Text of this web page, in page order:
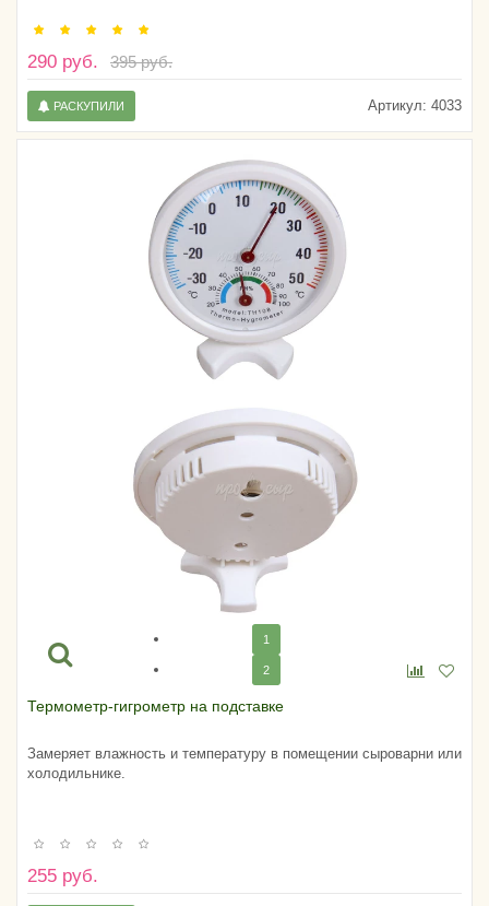
290 руб. 395 руб.
Артикул: 4033
РАСКУПИЛИ
1
2
Термометр-гигрометр на подставке
Замеряет влажность и температуру в помещении сыроварни или
холодильнике.
255 руб.